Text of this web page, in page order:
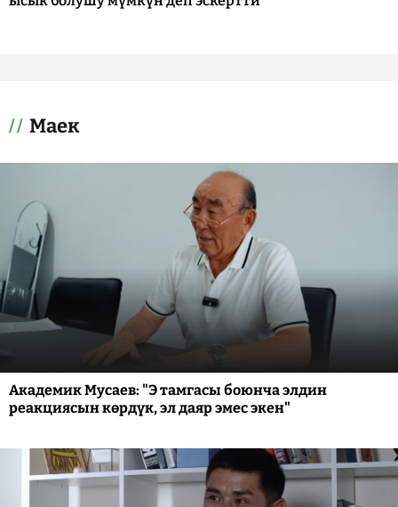
Маек
Академик Мусаев: "Э тамгасы боюнча элдин
реакциясын көрдүк, эл даяр эмес экен"